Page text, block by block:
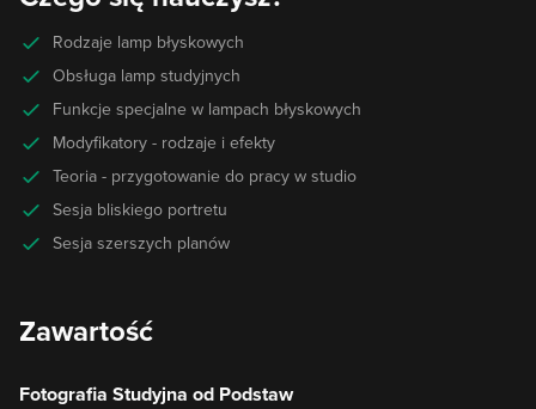
Rodzaje lamp błyskowych
Obsługa lamp studyjnych
Funkcje specjalne w lampach błyskowych
Modyfikatory - rodzaje i efekty
Teoria - przygotowanie do pracy w studio
Sesja bliskiego portretu
Sesja szerszych planów
Zawartość
Fotografia Studyjna od Podstaw